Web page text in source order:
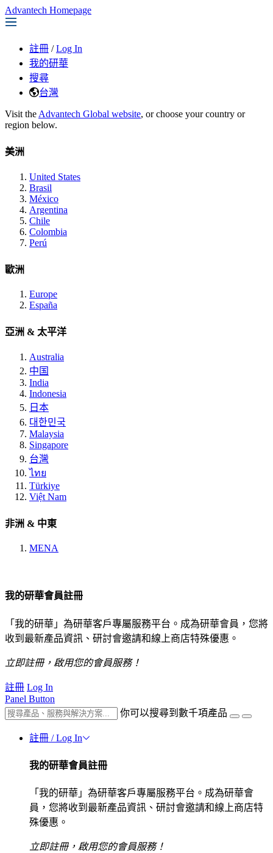
Advantech Homepage
註冊 / Log In
我的研華
搜尋
台灣
Visit the Advantech Global website, or choose your country or
region below.
美洲
United States
Brasil
México
Argentina
Chile
Colombia
Perú
歐洲
Europe
España
亞洲 & 太平洋
Australia
中国
India
Indonesia
日本
대한민국
Malaysia
Singapore
台灣
ไทย
Türkiye
Việt Nam
非洲 & 中東
MENA
我的研華會員註冊
「我的研華」為研華客戶專屬服務平台。成為研華會員，您將
收到最新產品資訊、研討會邀請和線上商店特殊優惠。
立即註冊，啟用您的會員服務！
註冊 Log In
Panel Button
你可以搜尋到數千項產品
註冊 / Log In
我的研華會員註冊
「我的研華」為研華客戶專屬服務平台。成為研華會
員，您將收到最新產品資訊、研討會邀請和線上商店特
殊優惠。
立即註冊，啟用您的會員服務！